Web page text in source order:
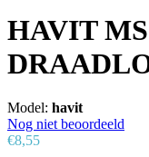
HAVIT
Model: havit
Nog niet beoordeeld
€8,55